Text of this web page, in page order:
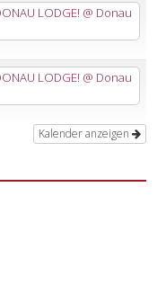
LODGE! @ Donau
LODGE! @ Donau
Kalender anzeigen